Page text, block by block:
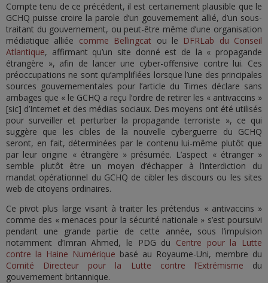
Compte tenu de ce précédent, il est certainement plausible que le
GCHQ puisse croire la parole d’un gouvernement allié, d’un sous-
traitant du gouvernement, ou peut-être même d’une organisation
médiatique alliée comme Bellingcat ou le DFRLab du Conseil
Atlantique, affirmant qu’un site donné est de la « propagande
étrangère », afin de lancer une cyber-offensive contre lui. Ces
préoccupations ne sont qu’amplifiées lorsque l’une des principales
sources gouvernementales pour l’article du Times déclare sans
ambages que « le GCHQ a reçu l’ordre de retirer les « antivaccins »
[sic] d’Internet et des médias sociaux. Des moyens ont été utilisés
pour surveiller et perturber la propagande terroriste », ce qui
suggère que les cibles de la nouvelle cyberguerre du GCHQ
seront, en fait, déterminées par le contenu lui-même plutôt que
par leur origine « étrangère » présumée. L’aspect « étranger »
semble plutôt être un moyen d’échapper à l’interdiction du
mandat opérationnel du GCHQ de cibler les discours ou les sites
web de citoyens ordinaires.
Ce pivot plus large visant à traiter les prétendus « antivaccins »
comme des « menaces pour la sécurité nationale » s’est poursuivi
pendant une grande partie de cette année, sous l’impulsion
notamment d’Imran Ahmed, le PDG du Centre pour la Lutte
contre la Haine Numérique basé au Royaume-Uni, membre du
Comité Directeur pour la Lutte contre l’Extrémisme du
gouvernement britannique.